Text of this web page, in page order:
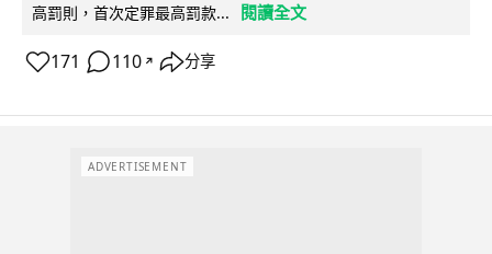
高罰則，首次定罪最高罰款...
閱讀全文
171 110 ↗ 分享
ADVERTISEMENT